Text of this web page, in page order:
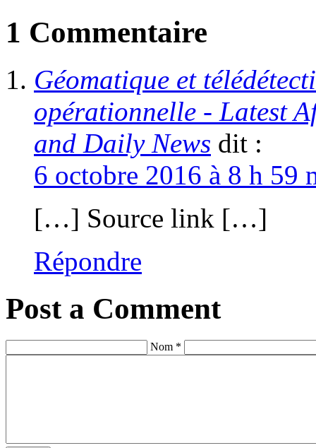
1 Commentaire
Géomatique et
opérationnelle - Latest
and Daily News dit :
6 octobre 2016 à 8 h 59
[…] Source link […]
Répondre
Post a Comment
Nom *